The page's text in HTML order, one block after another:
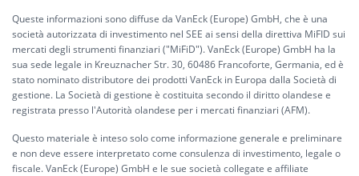
Queste informazioni sono diffuse da VanEck (Europe) GmbH, che è una
società autorizzata di investimento nel SEE ai sensi della direttiva MiFID sui
mercati degli strumenti finanziari ("MiFiD"). VanEck (Europe) GmbH ha la
sua sede legale in Kreuznacher Str. 30, 60486 Francoforte, Germania, ed è
stato nominato distributore dei prodotti VanEck in Europa dalla Società di
gestione. La Società di gestione è costituita secondo il diritto olandese e
registrata presso l'Autorità olandese per i mercati finanziari (AFM).
Questo materiale è inteso solo come informazione generale e preliminare
e non deve essere interpretato come consulenza di investimento, legale o
fiscale. VanEck (Europe) GmbH e le sue società collegate e affiliate